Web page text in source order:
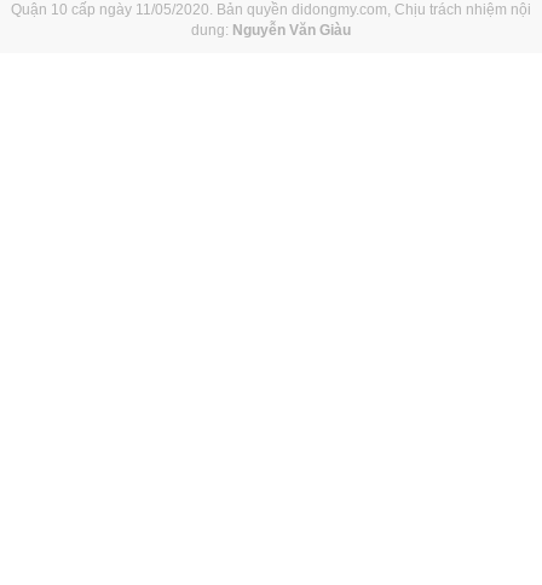
Quận 10 cấp ngày 11/05/2020. Bản quyền didongmy.com, Chịu trách nhiệm nội
dung: Nguyễn Văn Giàu